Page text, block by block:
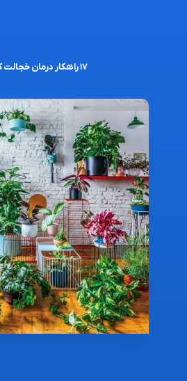
۱۷ راهکار درمان خجالت کودکان